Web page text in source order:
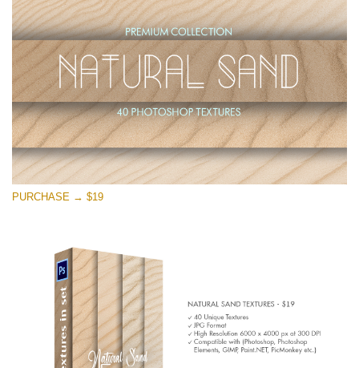
Natural Sand
(40 Textures)
Large 6000*4000px
Entire Collection
(1783 Overlays)
Large 6000*4000px
Ücretsiz indirin
PURCHASE → $19